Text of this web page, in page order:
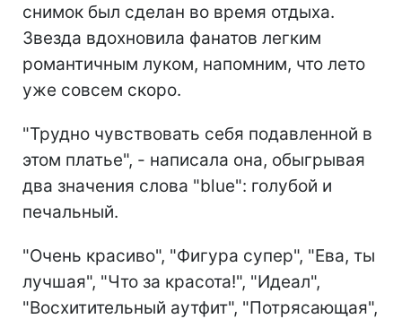
снимок был сделан во время отдыха.
Звезда вдохновила фанатов легким
романтичным луком, напомним, что лето
уже совсем скоро.
"Трудно чувствовать себя подавленной в
этом платье", - написала она, обыгрывая
два значения слова "blue": голубой и
печальный.
"Очень красиво", "Фигура супер", "Ева, ты
лучшая", "Что за красота!", "Идеал",
"Восхитительный аутфит", "Потрясающая",